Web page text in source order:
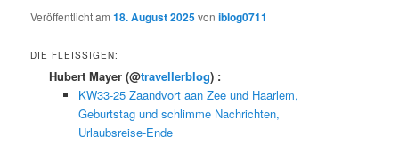
Veröffentlicht am18. August 2025voniblog0711
DIE FLEISSIGEN:
Hubert Mayer(@travellerblog) :
KW33-25 Zaandvort aan Zee und Haarlem,
Geburtstag und schlimme Nachrichten,
Urlaubsreise-Ende